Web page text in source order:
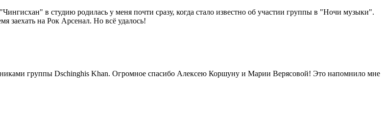
в студию родилась у меня почти сразу, когда стало известно об участии группы в "Ночи музыки".
заехать на Рок Арсенал. Но всё удалось!
группы Dschinghis Khan. Огромное спасибо Алексею Коршуну и Марии Верясовой! Это напомнило мне